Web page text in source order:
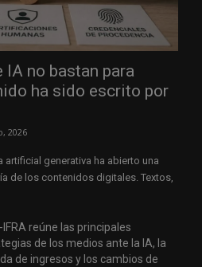
no bastan para
ha sido escrito por
2026
artificial generativa ha abierto una
de los contenidos digitales. Textos,
IFRA reúne las principales
de los medios ante la IA, la
de ingresos y los cambios de